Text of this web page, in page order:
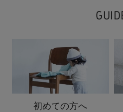
初めての方へ